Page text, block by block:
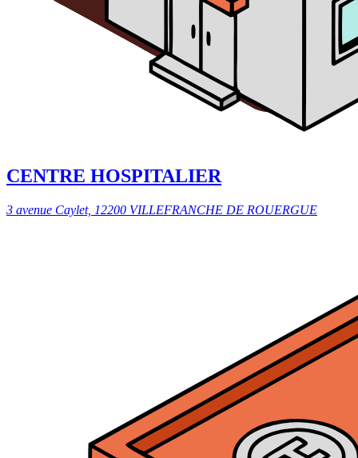
CENTRE HOSPITALIER
3 avenue Caylet, 12200 VILLEFRANCHE DE ROUERGUE